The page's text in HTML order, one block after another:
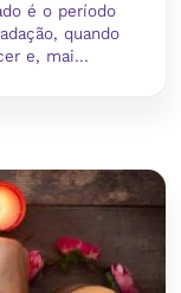
é o período
quando
e, mai...